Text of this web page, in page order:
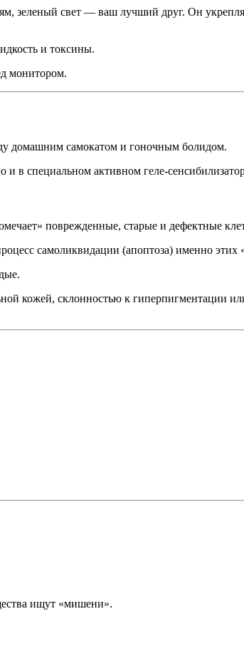
зеленый свет — ваш лучший друг. Он
и токсины.
монитором.
домашним самокатом и гоночным болидом.
в специальном активном геле-
поврежденные, старые и дефектные
самоликвидации (апоптоза) именно
кожей, склонностью к гиперпигментации
ищут «мишени».